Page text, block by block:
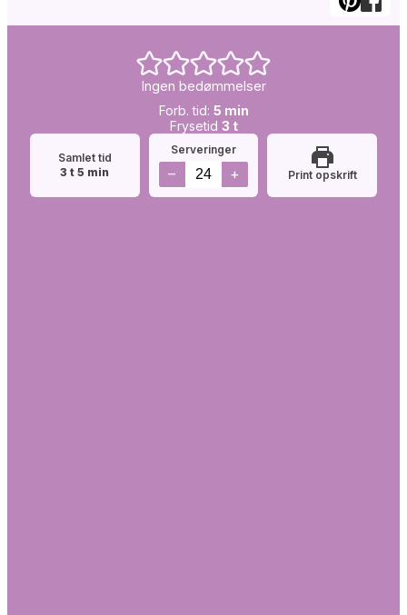
Ingen bedømmelser
Forb.
tid:
Forb. tid: 5minutter
min
Simretid:
Frysetid 3timer
t
Samlet tid
3 timer
t 5 minutter
min
Serveringer
– + Print opskrift